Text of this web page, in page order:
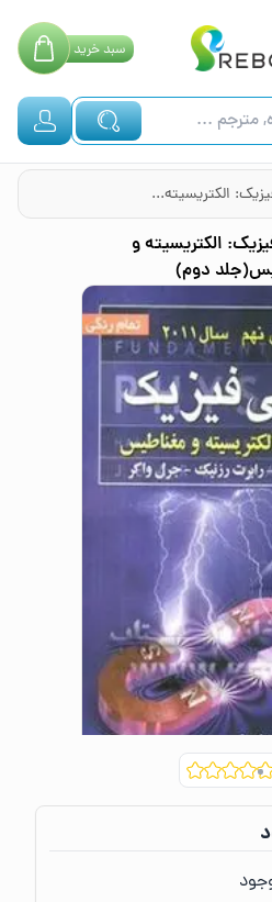
سبدخرید
مبانی فیزیک: الکتریسیته و مغناطیس(جلد دوم)
الکتریسیته و
دوم)